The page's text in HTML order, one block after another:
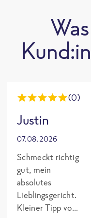
(0)
Justin
07.08.2026
Schmeckt richtig
gut, mein
absolutes
Lieblingsgericht.
Kleiner Tipp von